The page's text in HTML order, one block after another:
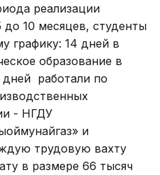
реализации
до 10 месяцев, студенты
графику: 14 дней в
образование в
дней работали по
- НГДУ
и
трудовую вахту
в размере 66 тысяч